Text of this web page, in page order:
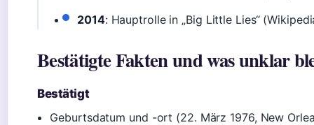
2014: Hauptrolle in „Big Little Lies“
Bestätigte Fakten und was unklar
Bestätigt
Geburtsdatum und -ort (22. März 1976, New